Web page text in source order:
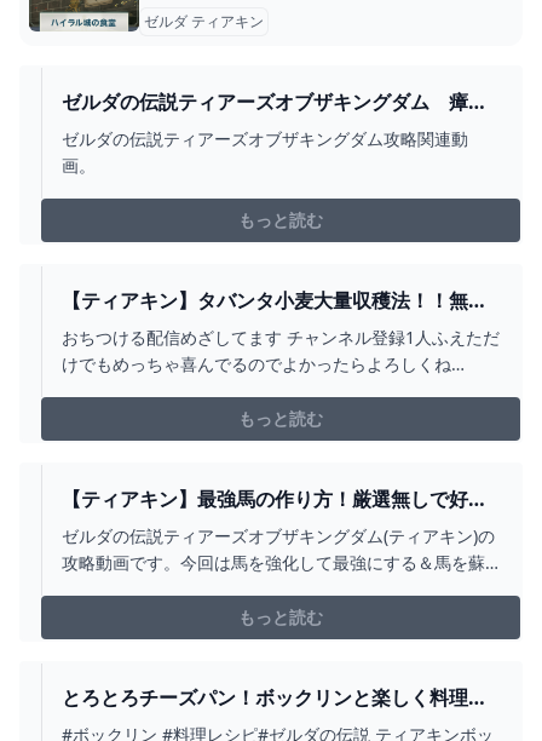
ゼルダ ティアキン
ゼルダの伝説ティアーズオブザキングダム 瘴気
対策料理の作り方 マヨケ焼き山菜 ＃３８６
【ティアキン】 - YOUTUBE
ゼルダの伝説ティアーズオブザキングダム攻略関連動
画。
もっと読む
【ティアキン】タバンタ小麦大量収穫法！！無限
に小麦料理を作れるね #SHORTS #ゼルダの伝説 #
ゼルダの伝説ティアーズオブザキングダム -
おちつける配信めざしてます チャンネル登録1人ふえただ
けでもめっちゃ喜んでるのでよかったらよろしくね
ティアーズオブザキングダム #ゼルダの伝説ティアーズオ
ブザキングダム #ゼルダの伝説 #ウルトラハンド
もっと読む
【ティアキン】最強馬の作り方！厳選無しで好き
な馬を最強化！馬の復活/蘇生方法も紹介！マーロ
ンの出現場所！【ゼルダの伝説ティアーズオブザ
ゼルダの伝説ティアーズオブザキングダム(ティアキン)の
攻略動画です。今回は馬を強化して最強にする＆馬を蘇
選や捕まえ方調べた人も多いと思いますが！これでもう
解決！自分の好きな種類と見た目の馬の能力を最強にで
くさいで...
もっと読む
とろとろチーズパン！ボックリンと楽しく料理
♪【ゼルダの伝説 ティアキン】#SHORTS -
#ボックリン #料理レシピ#ゼルダの伝説 ティアキンボッ